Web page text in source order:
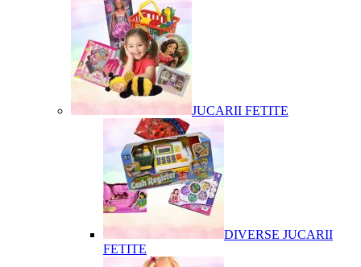
JUCARII FETITE
DIVERSE JUCARII
FETITE